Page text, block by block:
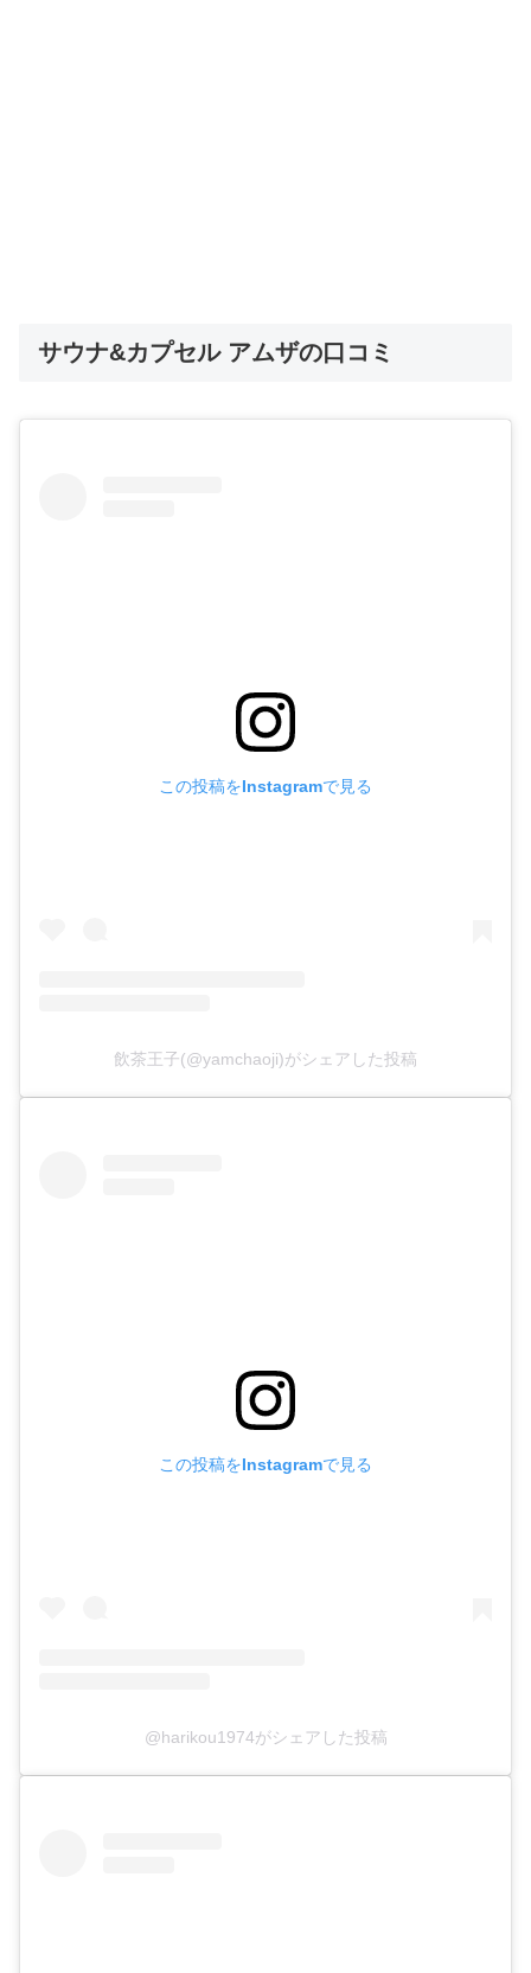
サウナ&カプセル アムザの口コミ
この投稿をInstagramで見る
飲茶王子(@yamchaoji)がシェアした投稿
この投稿をInstagramで見る
@harikou1974がシェアした投稿